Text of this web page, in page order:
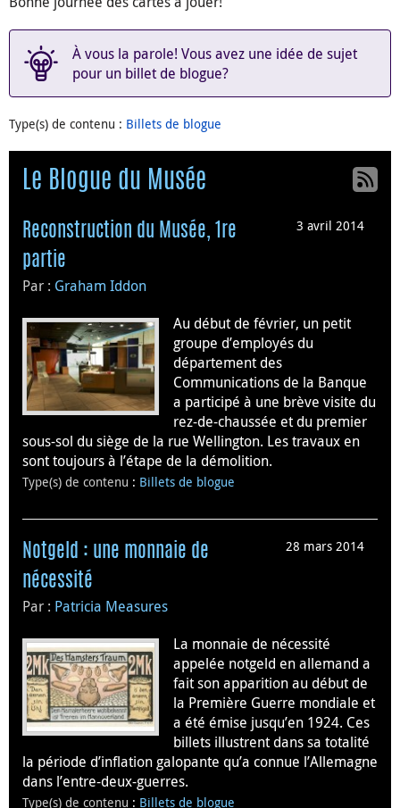
À vous la parole! Vous avez une idée de sujet
pour un billet de blogue?
Type(s) de contenu : Billets de blogue
Le Blogue du Musée
3 avril 2014
Reconstruction du Musée, 1re
partie
Par : Graham Iddon
Au début de février, un petit
groupe d’employés du
département des
Communications de la Banque
a participé à une brève visite du
rez-de-chaussée et du premier
sous-sol du siège de la rue Wellington. Les travaux en
sont toujours à l’étape de la démolition.
Type(s) de contenu : Billets de blogue
28 mars 2014
Notgeld : une monnaie de
nécessité
Par : Patricia Measures
La monnaie de nécessité
appelée notgeld en allemand a
fait son apparition au début de
la Première Guerre mondiale et
a été émise jusqu’en 1924. Ces
billets illustrent dans sa totalité
la période d’inflation galopante qu’a connue l’Allemagne
dans l’entre-deux-guerres.
Type(s) de contenu : Billets de blogue